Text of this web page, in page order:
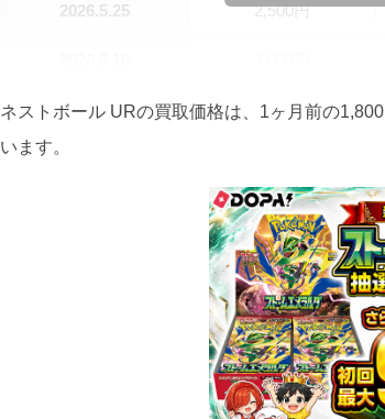
2026.5.25 2,500円
2026.5.5 3,000円
3,000円
3,000円
3,000円
3,000円
2,700円
ネストボール URの買取価格は、1ヶ月前の
います。